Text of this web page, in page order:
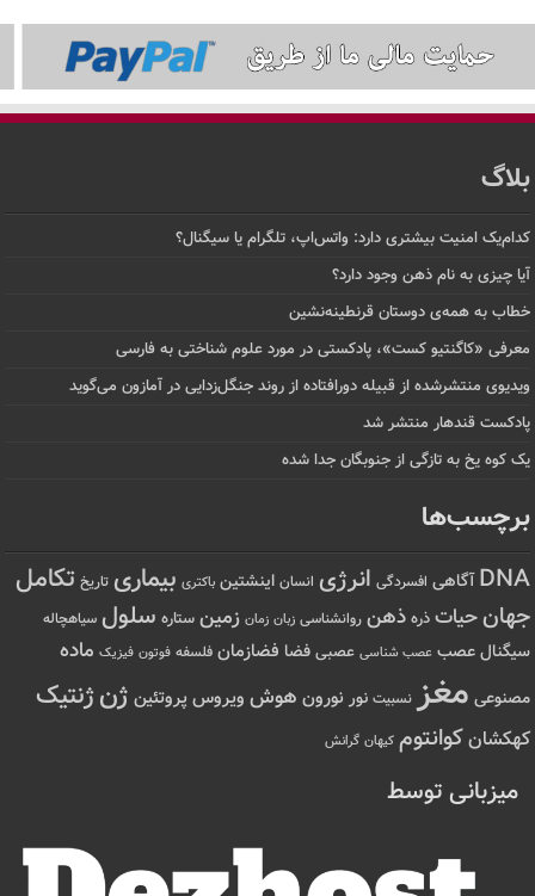
بلاگ
کدام‌یک امنیت بیشتری دارد: واتس‌اپ، تلگرام یا سیگنال؟
آیا چیزی به نام ذهن وجود دارد؟
خطاب به همه‌ی دوستان قرنطینه‌نشین
معرفی «کاگنتیو کست»، پادکستی در مورد علوم شناختی به فارسی
ویدیوی منتشرشده از قبیله دورافتاده‌ از روند جنگل‌زدایی در آمازون می‌گوید
پادکست قندهار منتشر شد
یک کوه یخ به تازگی از جنوبگان جدا شده
برچسب‌ها
DNA آگاهی افسردگی انرژی انسان اینشتین باکتری بیماری تاریخ تکامل
جهانحیات ذره ذهن روانشناسی زبان زمان زمین ستاره سلول سیاهچاله
سیگنال عصب عصب شناسی عصبی فضا فضازمان فلسفه فوتون فیزیک ماده
مصنوعی مغز نسبیت نور نورون هوش ویروس پروتئین ژنژنتیک
کهکشانکوانتوم کیهان گرانش
میزبانی توسط